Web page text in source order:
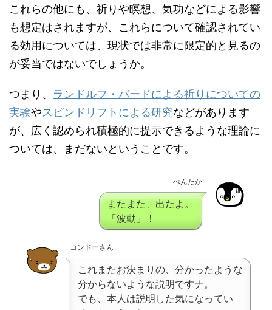
これらの他にも、祈りや瞑想、気功などによる影響
も想定はされますが、これらについて確認されてい
る効用については、現状では非常に限定的と見るの
が妥当ではないでしょうか。
つまり、 ランドルフ・バードによる祈りについての
実験やスピンドリフトによる研究などがあります
が、広く認められ積極的に提示できるような理論に
ついては、まだないということです。
ぺんたか
またまた、出たよ。
「波動」！
コンドーさん
これまたお決まりの、分かったような
分からないような説明ですナ。
でも、本人は説明した気になってい